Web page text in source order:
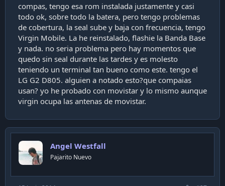
compas, tengo esa rom instalada justamente y casi
todo ok, sobre todo la batera, pero tengo problemas
de cobertura, la seal sube y baja con frecuencia, tengo
Virgin Mobile. La he reinstalado, flashie la Banda Base
y nada. no seria problema pero hay momentos que
quedo sin seal durante las tardes y es molesto
teniendo un terminal tan bueno como este. tengo el
LG G2 D805. alguien a notado esto?que compaias
usan? yo he probado con movistar y lo mismo aunque
virgin ocupa las antenas de movistar.
Angel Westfall
Pajarito Nuevo